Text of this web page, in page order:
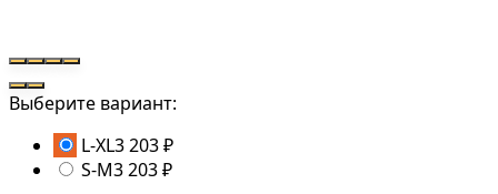
Выберите вариант:
L-XL3 203 ₽
S-M3 203 ₽